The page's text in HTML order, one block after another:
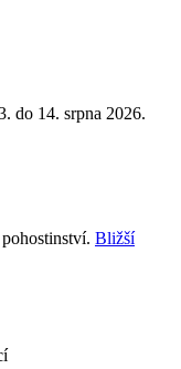
do 14. srpna 2026.
Bližší